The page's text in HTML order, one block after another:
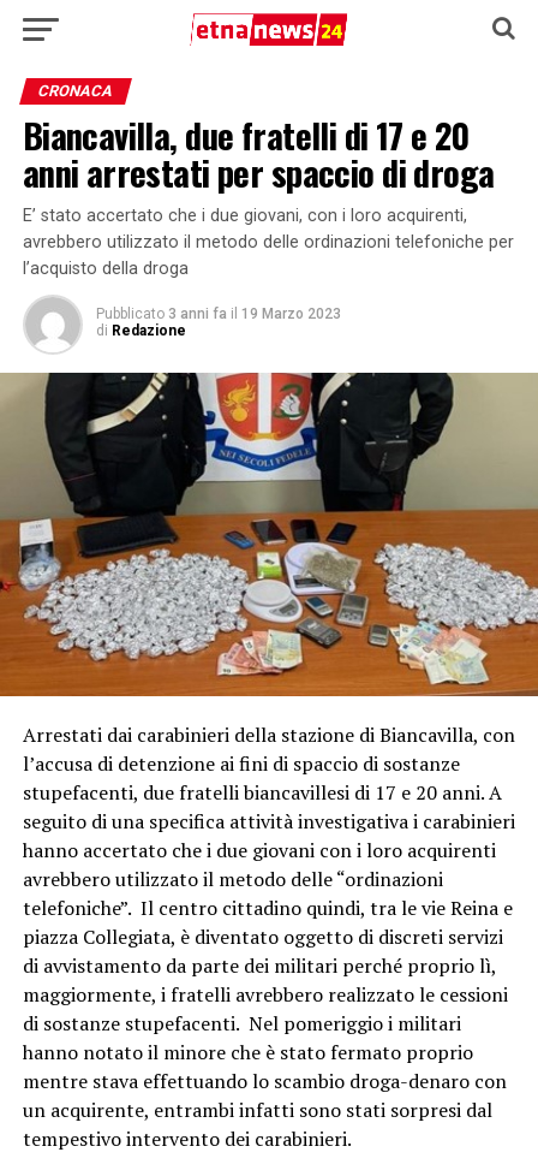
CRONACA
Biancavilla, due fratelli di 17 e 20
anni arrestati per spaccio di droga
E’ stato accertato che i due giovani, con i loro acquirenti,
avrebbero utilizzato il metodo delle ordinazioni telefoniche per
l’acquisto della droga
Pubblicato 3 anni fa il 19 Marzo 2023
di Redazione
Arrestati dai carabinieri della stazione di Biancavilla, con
l’accusa di detenzione ai fini di spaccio di sostanze
stupefacenti, due fratelli biancavillesi di 17 e 20 anni. A
seguito di una specifica attività investigativa i carabinieri
hanno accertato che i due giovani con i loro acquirenti
avrebbero utilizzato il metodo delle “ordinazioni
telefoniche”. Il centro cittadino quindi, tra le vie Reina e
piazza Collegiata, è diventato oggetto di discreti servizi
di avvistamento da parte dei militari perché proprio lì,
maggiormente, i fratelli avrebbero realizzato le cessioni
di sostanze stupefacenti. Nel pomeriggio i militari
hanno notato il minore che è stato fermato proprio
mentre stava effettuando lo scambio droga-denaro con
un acquirente, entrambi infatti sono stati sorpresi dal
tempestivo intervento dei carabinieri.